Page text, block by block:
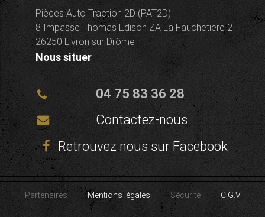
Pièces Auto Traction 2D (PAT2D)
8 Impasse Thomas Edison ZA La Fauchetière 2
26250 Livron sur Drôme
Nous situer
04 75 83 36 28
Contactez-nous
Retrouvez nous sur Facebook
Partenaires Mentions légales Sécurité C.G.V